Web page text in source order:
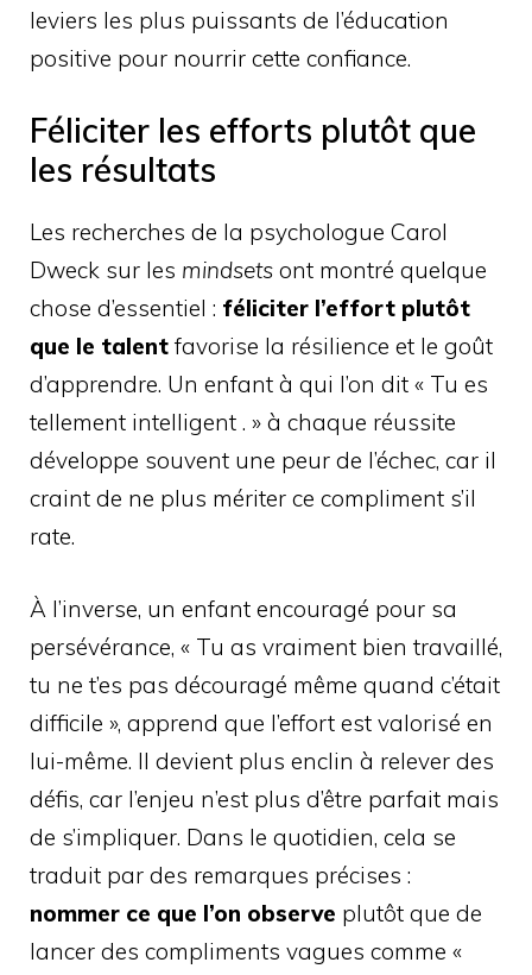
leviers les plus puissants de l’éducation
positive pour nourrir cette confiance.
Féliciter les efforts plutôt que
les résultats
Les recherches de la psychologue Carol
Dweck sur les mindsets ont montré quelque
chose d’essentiel : féliciter l’effort plutôt
que le talent favorise la résilience et le goût
d’apprendre. Un enfant à qui l’on dit « Tu es
tellement intelligent . » à chaque réussite
développe souvent une peur de l’échec, car il
craint de ne plus mériter ce compliment s’il
rate.
À l’inverse, un enfant encouragé pour sa
persévérance, « Tu as vraiment bien travaillé,
tu ne t’es pas découragé même quand c’était
difficile », apprend que l’effort est valorisé en
lui-même. Il devient plus enclin à relever des
défis, car l’enjeu n’est plus d’être parfait mais
de s’impliquer. Dans le quotidien, cela se
traduit par des remarques précises :
nommer ce que l’on observe plutôt que de
lancer des compliments vagues comme «